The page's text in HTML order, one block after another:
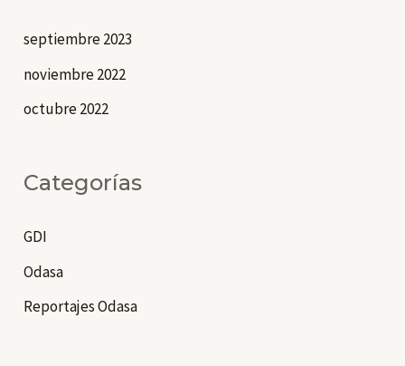
septiembre 2023
noviembre 2022
octubre 2022
Categorías
GDI
Odasa
Reportajes Odasa